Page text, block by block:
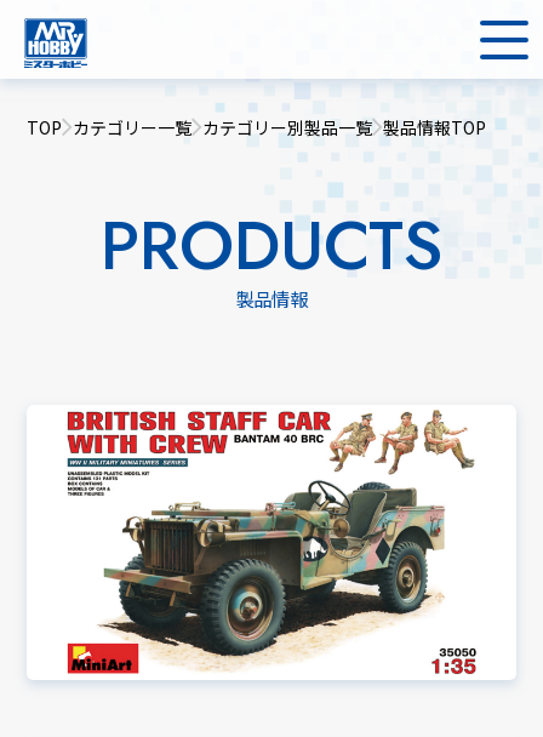
TOP カテゴリー一覧 カテゴリー別製品一覧 製品情報TOP
PRODUCTS
製品情報